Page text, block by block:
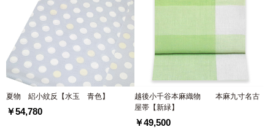
夏物 絽小紋反【水玉 青色】
￥54,780
越後小千谷本麻織物 本麻九寸名古
屋帯【新緑】
￥49,500